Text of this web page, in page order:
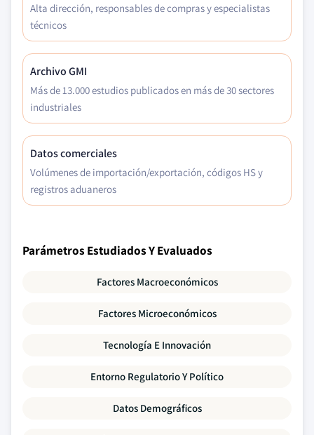
Alta dirección, responsables de compras y especialistas
técnicos
Archivo GMI
Más de 13.000 estudios publicados en más de 30 sectores
industriales
Datos comerciales
Volúmenes de importación/exportación, códigos HS y
registros aduaneros
Parámetros Estudiados Y Evaluados
Factores Macroeconómicos
Factores Microeconómicos
Tecnología E Innovación
Entorno Regulatorio Y Político
Datos Demográficos